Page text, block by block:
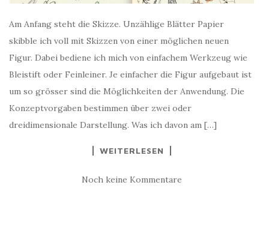
Am Anfang steht die Skizze. Unzählige Blätter Papier
skibble ich voll mit Skizzen von einer möglichen neuen
Figur. Dabei bediene ich mich von einfachem Werkzeug wie
Bleistift oder Feinleiner. Je einfacher die Figur aufgebaut ist
um so grösser sind die Möglichkeiten der Anwendung. Die
Konzeptvorgaben bestimmen über zwei oder
dreidimensionale Darstellung. Was ich davon am […]
WEITERLESEN
Noch keine Kommentare